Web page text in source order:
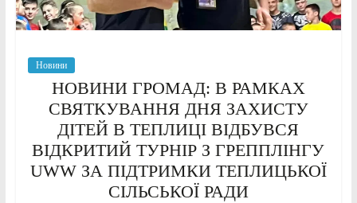
Новини
НОВИНИ ГРОМАД: В РАМКАХ
СВЯТКУВАННЯ ДНЯ ЗАХИСТУ
ДІТЕЙ В ТЕПЛИЦІ ВІДБУВСЯ
ВІДКРИТИЙ ТУРНІР З ГРЕППЛІНГУ
UWW ЗА ПІДТРИМКИ ТЕПЛИЦЬКОЇ
СІЛЬСЬКОЇ РАДИ